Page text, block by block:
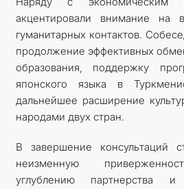
акцентировали внимание на
гуманитарных контактов.
продолжение эффективных
образования, поддержку
японского языка в
дальнейшее расширение
народами двух стран.
В завершение консультаций
неизменную
углублению партнерства